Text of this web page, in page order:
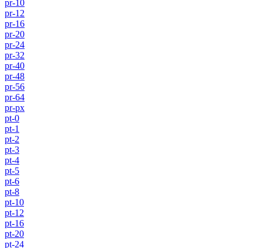
pr-10
pr-12
pr-16
pr-20
pr-24
pr-32
pr-40
pr-48
pr-56
pr-64
pr-px
pt-0
pt-1
pt-2
pt-3
pt-4
pt-5
pt-6
pt-8
pt-10
pt-12
pt-16
pt-20
pt-24